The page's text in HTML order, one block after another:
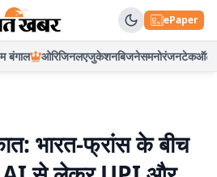
ePaper
बंगाल ओरिजिनलएजुकेशनबिजनेसमनोरंजनटेकऑटो
भारत-फ्रांस के बीच